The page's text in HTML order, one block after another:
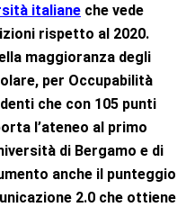
italiane che vede
rispetto al 2020.
maggioranza degli
per Occupabilità
che con 105 punti
l’ateneo al primo
di Bergamo e di
anche il punteggio
2.0 che ottiene